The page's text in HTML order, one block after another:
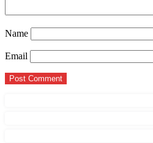
Name
Email